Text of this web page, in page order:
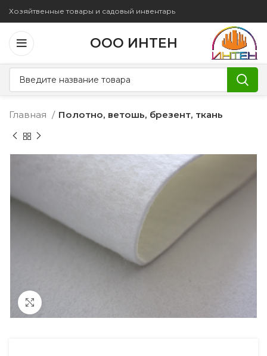
Хозяйтвенные товары и садовый инвентарь
ООО ИНТЕН
Главная Полотно, ветошь, брезент, ткань